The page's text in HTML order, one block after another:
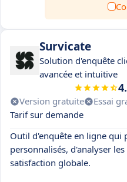
Survicate
Solution d'enquête
avancée et intuitive
Version gratuite Essai
Tarif sur demande
Outil d'enquête en ligne qui
personnalisés, d'analyser
satisfaction globale.